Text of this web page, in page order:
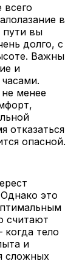
в
пути вы
долго, с
Важны
и
не менее
отказаться
опасной.
это
считают
тело
и
сложных